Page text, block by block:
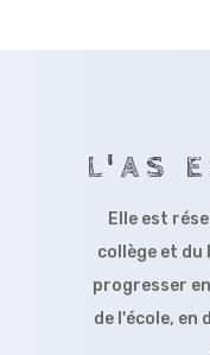
L'AS
Elle est
collège et du
progresser
de l'école, en